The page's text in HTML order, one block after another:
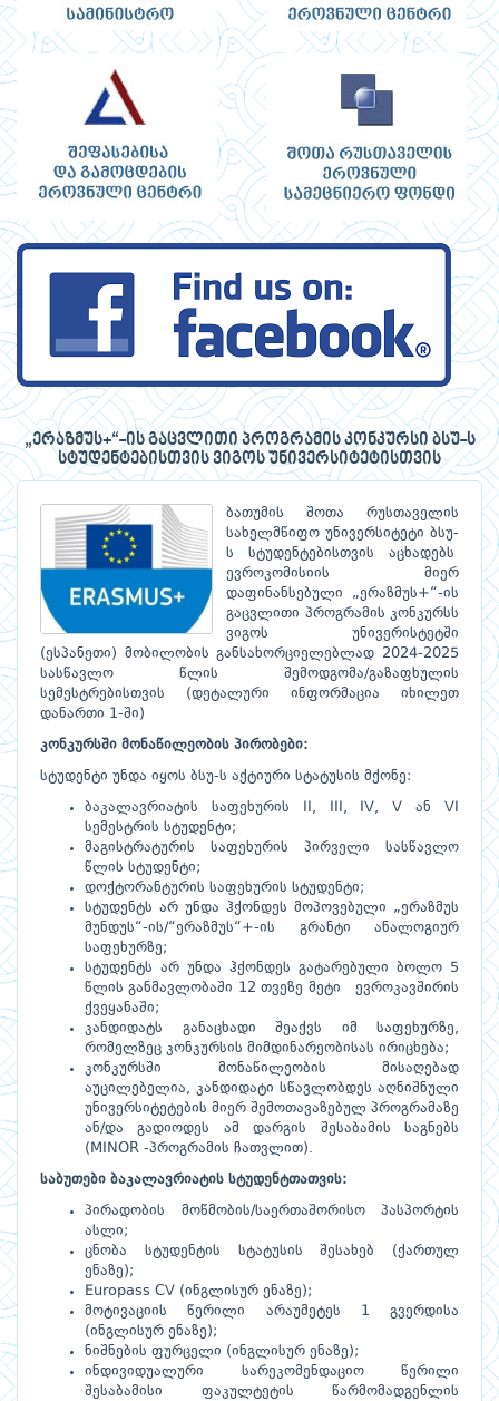
„ერაზმუს+“-ის გაცვლითი პროგრამის კონკურსი ბსუ-ს
სტუდენტებისთვის ვიგოს უნივერსიტეტისთვის
ბათუმის შოთა რუსთაველის
სახელმწიფო უნივერსიტეტი ბსუ-
ს სტუდენტებისთვის აცხადებს
ევროკომისიის მიერ
დაფინანსებული „ერაზმუს+“-ის
გაცვლითი პროგრამის კონკურსს
ვიგოს უნივერისტეტში
(ესპანეთი) მობილობის განსახორციელებლად 2024-2025
სასწავლო წლის შემოდგომა/გაზაფხულის
სემესტრებისთვის (დეტალური ინფორმაცია იხილეთ
დანართი 1-ში)
კონკურსში მონაწილეობის პირობები:
სტუდენტი უნდა იყოს ბსუ-ს აქტიური სტატუსის მქონე:
ბაკალავრიატის საფეხურის II, III, IV, V ან VI
სემესტრის სტუდენტი;
მაგისტრატურის საფეხურის პირველი სასწავლო
წლის სტუდენტი;
დოქტორანტურის საფეხურის სტუდენტი;
სტუდენტს არ უნდა ჰქონდეს მოპოვებული „ერაზმუს
მუნდუს“-ის/“ერაზმუს“+-ის გრანტი ანალოგიურ
საფეხურზე;
სტუდენტს არ უნდა ჰქონდეს გატარებული ბოლო 5
წლის განმავლობაში 12 თვეზე მეტი ევროკავშირის
ქვეყანაში;
კანდიდატს განაცხადი შეაქვს იმ საფეხურზე,
რომელზეც კონკურსის მიმდინარეობისას ირიცხება;
კონკურსში მონაწილეობის მისაღებად
აუცილებელია, კანდიდატი სწავლობდეს აღნიშნული
უნივერსიტეტების მიერ შემოთავაზებულ პროგრამაზე
ან/და გადიოდეს ამ დარგის შესაბამის საგნებს
(MINOR -პროგრამის ჩათვლით).
საბუთები ბაკალავრიატის სტუდენტთათვის:
პირადობის მოწმობის/საერთაშორისო პასპორტის
ასლი;
ცნობა სტუდენტის სტატუსის შესახებ (ქართულ
ენაზე);
Europass CV (ინგლისურ ენაზე);
მოტივაციის წერილი არაუმეტეს 1 გვერდისა
(ინგლისურ ენაზე);
ნიშნების ფურცელი (ინგლისურ ენაზე);
ინდივიდუალური სარეკომენდაციო წერილი
შესაბამისი ფაკულტეტის წარმომადგენლის